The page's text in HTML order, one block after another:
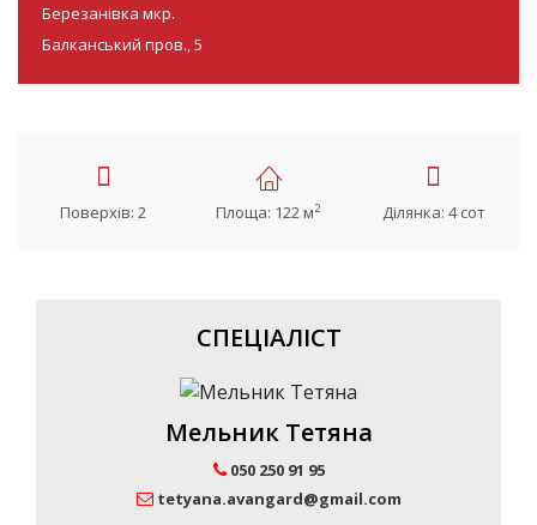
Березанівка мкр.
Балканський пров., 5
Поверхів: 2 Площа: 122 м2 Ділянка: 4 сот
СПЕЦІАЛІСТ
Мельник Тетяна
050 250 91 95
tetyana.avangard@gmail.com